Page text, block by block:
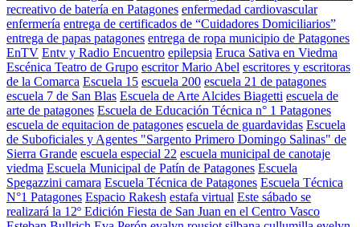
recreativo de batería en Patagones enfermedad cardiovascular
enfermería entrega de certificados de “Cuidadores Domiciliarios”
entrega de papas patagones entrega de ropa municipio de Patagones
EnTV Entv y Radio Encuentro epilepsia Eruca Sativa en Viedma
Escénica Teatro de Grupo escritor Mario Abel escritores y escritoras
de la Comarca Escuela 15 escuela 200 escuela 21 de patagones
escuela 7 de San Blas Escuela de Arte Alcides Biagetti escuela de
arte de patagones Escuela de Educación Técnica n° 1 Patagones
escuela de equitacion de patagones escuela de guardavidas Escuela
de Suboficiales y Agentes "Sargento Primero Domingo Salinas" de
Sierra Grande escuela especial 22 escuela municipal de canotaje
viedma Escuela Municipal de Patín de Patagones Escuela
Spegazzini camara Escuela Técnica de Patagones Escuela Técnica
N°1 Patagones Espacio Rakesh estafa virtual Este sábado se
realizará la 12º Edición Fiesta de San Juan en el Centro Vasco